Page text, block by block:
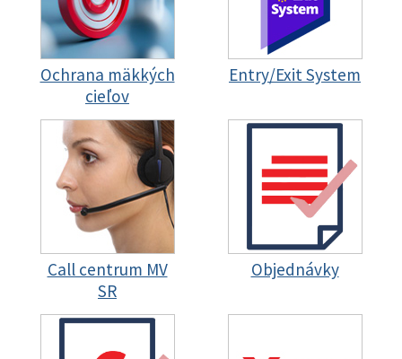
Ochrana mäkkých
cieľov
Entry/Exit System
Call centrum MV
SR
Objednávky